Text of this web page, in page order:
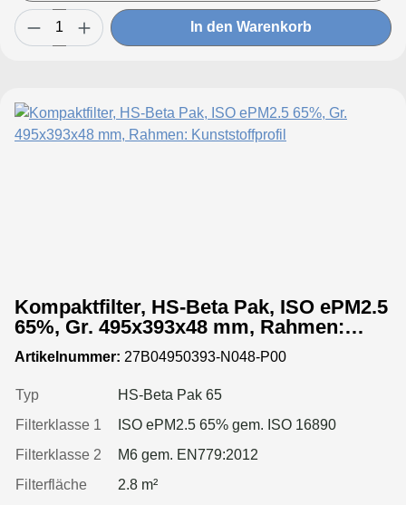
In den Warenkorb
Kompaktfilter, HS-Beta Pak, ISO ePM2.5
65%, Gr. 495x393x48 mm, Rahmen:
Kunststoffprofil
Artikelnummer: 27B04950393-N048-P00
Typ
HS-Beta Pak 65
Filterklasse 1
ISO ePM2.5 65% gem. ISO 16890
Filterklasse 2
M6 gem. EN779:2012
Filterfläche
2.8 m²